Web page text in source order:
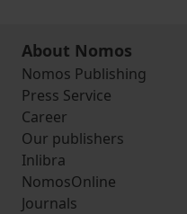
About Nomos
Nomos Publishing
Press Service
Career
Our publishers
Inlibra
NomosOnline
Journals